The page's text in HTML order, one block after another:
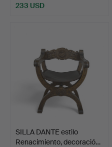
233 USD
SILLA DANTE estilo
Renacimiento, decoració…